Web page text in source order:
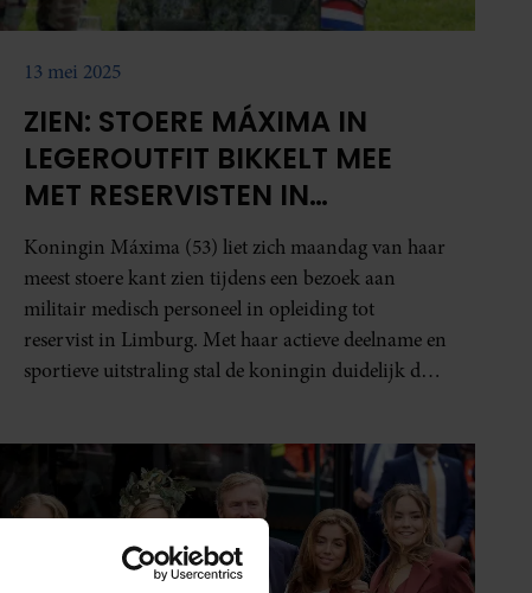
13 mei 2025
ZIEN: STOERE MÁXIMA IN
LEGEROUTFIT BIKKELT MEE
MET RESERVISTEN IN
OPLEIDING
Koningin Máxima (53) liet zich maandag van haar
meest stoere kant zien tijdens een bezoek aan
militair medisch personeel in opleiding tot
reservist in Limburg. Met haar actieve deelname en
sportieve uitstraling stal de koningin duidelijk de